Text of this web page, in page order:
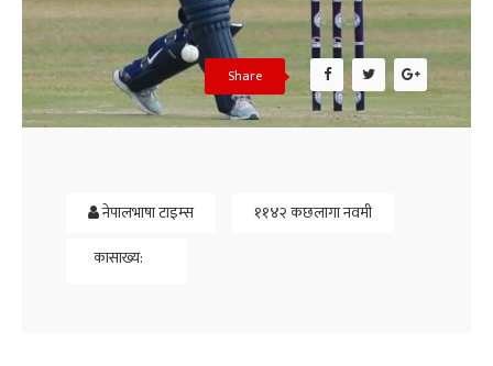
Share
नेपालभाषा टाइम्स
११४२ कछलागा नवमी
कासाख्य: